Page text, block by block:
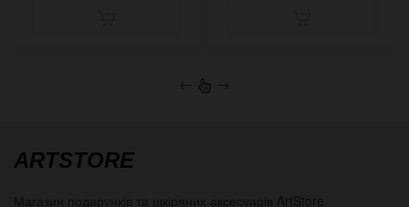
← →
ARTSTORE